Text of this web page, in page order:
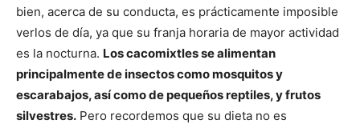
bien, acerca de su conducta, es prácticamente imposible
verlos de día, ya que su franja horaria de mayor actividad
es la nocturna. Los cacomixtles se alimentan
principalmente de insectos como mosquitos y
escarabajos, así como de pequeños reptiles, y frutos
silvestres. Pero recordemos que su dieta no es